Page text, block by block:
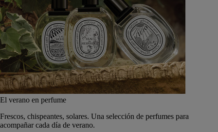
El verano en perfume
Frescos, chispeantes, solares. Una selección de perfumes para
acompañar cada día de verano.